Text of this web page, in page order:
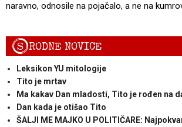
naravno, odnosile na pojačalo, a ne na
SRODNE NOVICE
Leksikon YU mitologije
Tito je mrtav
Ma kakav Dan mladosti, Tito je rođen na
Dan kada je otišao Tito
ŠALJI ME MAJKO U POLITIČARE: